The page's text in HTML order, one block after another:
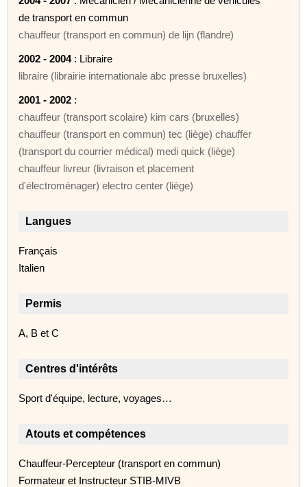
de transport en commun
chauffeur (transport en commun) de lijn (flandre)
2002 - 2004: Libraire
libraire (librairie internationale abc presse bruxelles)
2001 - 2002 :
chauffeur (transport scolaire) kim cars (bruxelles)
chauffeur (transport en commun) tec (liège) chauffer
(transport du courrier médical) medi quick (liège)
chauffeur livreur (livraison et placement
d'électroménager) electro center (liège)
Langues
Français
Italien
Permis
A, B et C
Centres d'intérêts
Sport d'équipe, lecture, voyages…
Atouts et compétences
Chauffeur-Percepteur (transport en commun)
Formateur et Instructeur STIB-MIVB